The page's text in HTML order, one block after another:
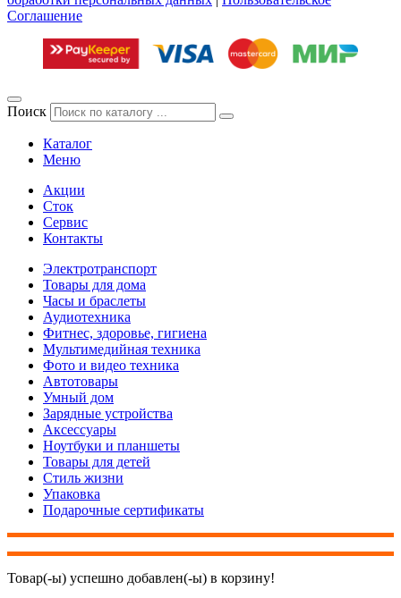
Соглашение
Поиск
Каталог
Меню
Акции
Сток
Сервис
Контакты
Электротранспорт
Товары для дома
Часы и браслеты
Аудиотехника
Фитнес, здоровье, гигиена
Мультимедийная техника
Фото и видео техника
Автотовары
Умный дом
Зарядные устройства
Аксессуары
Ноутбуки и планшеты
Товары для детей
Стиль жизни
Упаковка
Подарочные сертификаты
Товар(-ы) успешно добавлен(-ы) в корзину!